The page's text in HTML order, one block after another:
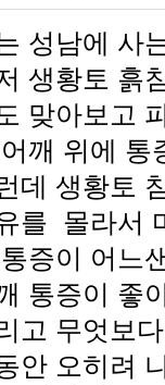
성남에 사
생황토 흙
맞아보고
깨 위에 통
데 생황토
를 몰라서
증이 어느
통증이 좋
고 무엇보
안 오히려